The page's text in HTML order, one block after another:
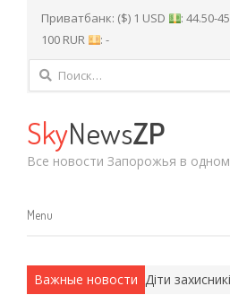
Приватбанк: ($) 1 USD : 44.50-
100 RUR
: -
Найти:
SkyNewsZP
Все новости Запорожья в одном
Menu
Menu
Важные новости
методы. Діти